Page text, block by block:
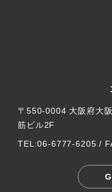
〒550-0004 大阪府大
筋ビル2F
TEL:06-6777-6205 /